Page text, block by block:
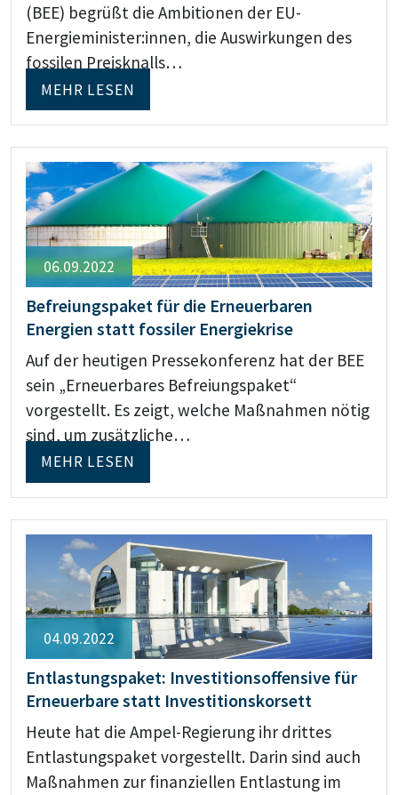
(BEE) begrüßt die Ambitionen der EU-
Energieminister:innen, die Auswirkungen des
fossilen Preisknalls…
MEHR LESEN
06.09.2022
Befreiungspaket für die Erneuerbaren
Energien statt fossiler Energiekrise
Auf der heutigen Pressekonferenz hat der BEE
sein „Erneuerbares Befreiungspaket“
vorgestellt. Es zeigt, welche Maßnahmen nötig
sind, um zusätzliche…
MEHR LESEN
04.09.2022
Entlastungspaket: Investitionsoffensive für
Erneuerbare statt Investitionskorsett
Heute hat die Ampel-Regierung ihr drittes
Entlastungspaket vorgestellt. Darin sind auch
Maßnahmen zur finanziellen Entlastung im